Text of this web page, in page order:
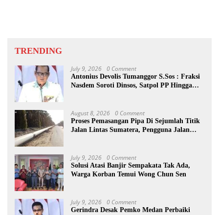
TRENDING
July 9, 2026 0 Comment
Antonius Devolis Tumanggor S.Sos : Fraksi
Nasdem Soroti Dinsos, Satpol PP Hingga
August 8, 2026 0 Comment
Proses Pemasangan Pipa Di Sejumlah Titik
Jalan Lintas Sumatera, Pengguna Jalan
July 9, 2026 0 Comment
Solusi Atasi Banjir Sempakata Tak Ada,
Warga Korban Temui Wong Chun Sen
July 9, 2026 0 Comment
Gerindra Desak Pemko Medan Perbaiki